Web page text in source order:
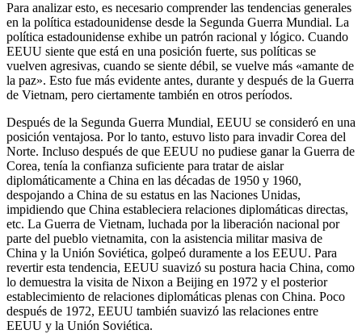
Para analizar esto, es necesario comprender las tendencias generales
en la política estadounidense desde la Segunda Guerra Mundial. La
política estadounidense exhibe un patrón racional y lógico. Cuando
EEUU siente que está en una posición fuerte, sus políticas se
vuelven agresivas, cuando se siente débil, se vuelve más «amante de
la paz». Esto fue más evidente antes, durante y después de la Guerra
de Vietnam, pero ciertamente también en otros períodos.
Después de la Segunda Guerra Mundial, EEUU se consideró en una
posición ventajosa. Por lo tanto, estuvo listo para invadir Corea del
Norte. Incluso después de que EEUU no pudiese ganar la Guerra de
Corea, tenía la confianza suficiente para tratar de aislar
diplomáticamente a China en las décadas de 1950 y 1960,
despojando a China de su estatus en las Naciones Unidas,
impidiendo que China estableciera relaciones diplomáticas directas,
etc. La Guerra de Vietnam, luchada por la liberación nacional por
parte del pueblo vietnamita, con la asistencia militar masiva de
China y la Unión Soviética, golpeó duramente a los EEUU. Para
revertir esta tendencia, EEUU suavizó su postura hacia China, como
lo demuestra la visita de Nixon a Beijing en 1972 y el posterior
establecimiento de relaciones diplomáticas plenas con China. Poco
después de 1972, EEUU también suavizó las relaciones entre
EEUU y la Unión Soviética.